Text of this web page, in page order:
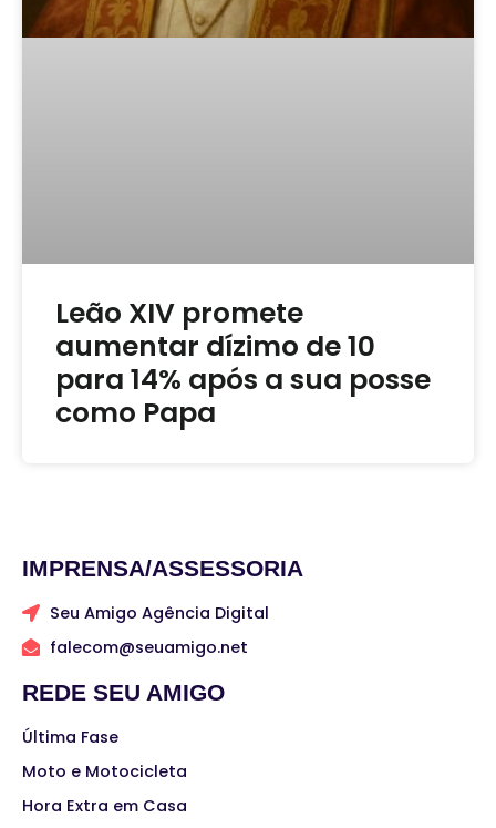
Leão XIV promete
aumentar dízimo de 10
para 14% após a sua posse
como Papa
IMPRENSA/ASSESSORIA
Seu Amigo Agência Digital
falecom@seuamigo.net
REDE SEU AMIGO
Última Fase
Moto e Motocicleta
Hora Extra em Casa